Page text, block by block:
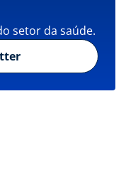
setor da saúde.